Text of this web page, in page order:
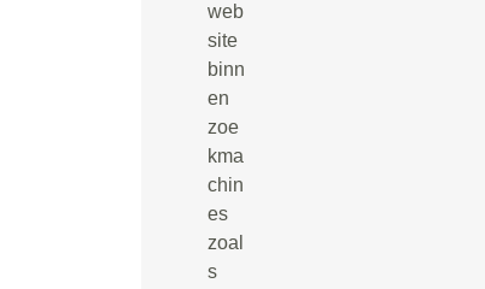
web
site
binn
en
zoe
kma
chin
es
zoal
s